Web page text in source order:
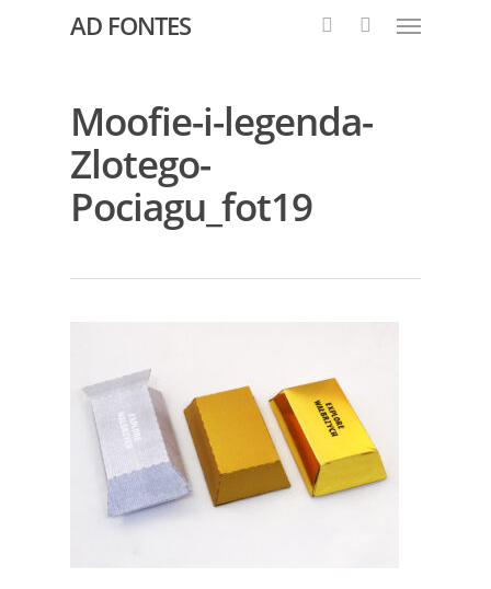
AD FONTES
Moofie-i-legenda-
Zlotego-
Pociagu_fot19